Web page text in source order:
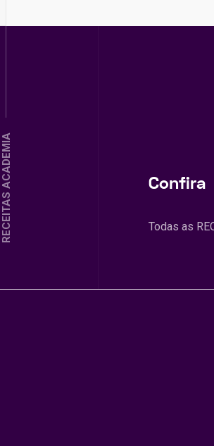
RECEITAS ACADEMIA Confira
Todas as